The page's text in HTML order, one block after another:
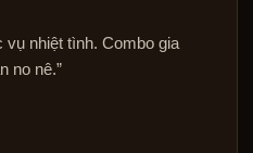
vụ nhiệt tình. Combo gia
no nê.”